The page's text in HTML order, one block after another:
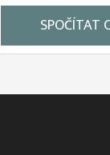
SPOČÍTAT